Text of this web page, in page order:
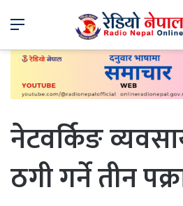
Menu
नेटवर्किङ
ठगी गर्ने तीन